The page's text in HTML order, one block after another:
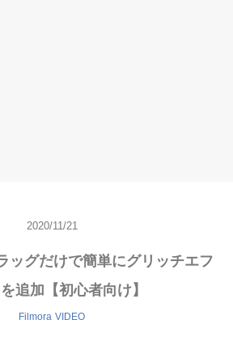
2020/11/21
ッグだけで簡単にグリッチエフ
追加【初心者向け】
Filmora VIDEO